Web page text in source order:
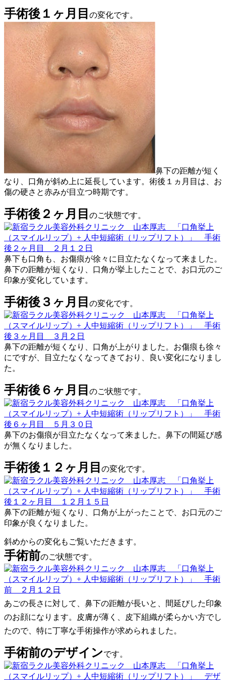
手術後１ヶ月目 の変化です。
鼻下の距離が短く
なり、口角が斜め上に延長しています。術後１ヵ月目は、お
傷の硬さと赤みが目立つ時期です。
手術後２ヶ月目 のご状態です。
鼻下も口角も、お傷痕が徐々に目立たなくなって来ました。
鼻下の距離が短くなり、口角が挙上したことで、お口元のご
印象が変化しています。
手術後３ヶ月目 の変化です。
鼻下の距離が短くなり、口角が上がりました。お傷痕も徐々
にですが、目立たなくなってきており、良い変化になりまし
た。
手術後６ヶ月目 のご状態です。
鼻下のお傷痕が目立たなくなって来ました。鼻下の間延び感
が無くなりました。
手術後１２ヶ月目 の変化です。
鼻下の距離が短くなり、口角が上がったことで、お口元のご
印象が良くなりました。
斜めからの変化もご覧いただきます。
手術前のご状態です。
あごの長さに対して、鼻下の距離が長いと、間延びした印象
のお顔になります。皮膚が薄く、皮下組織が柔らかい方でし
たので、特に丁寧な手術操作が求められました。
手術前のデザインです。